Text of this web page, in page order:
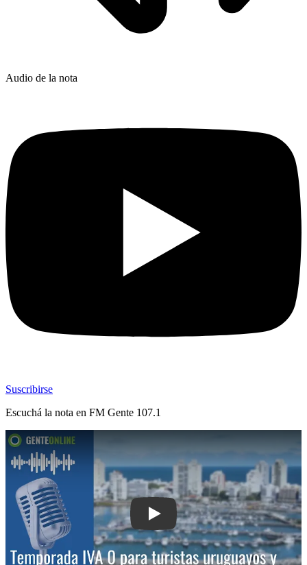
Audio de la nota
Suscribirse
Escuchá la nota en FM Gente 107.1
Play: Temporada: IVA 0 para turistas